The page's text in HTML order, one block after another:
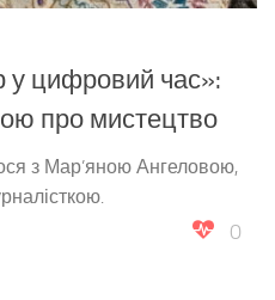
цифровий час»:
про мистецтво
з Мар’яною Ангеловою,
0